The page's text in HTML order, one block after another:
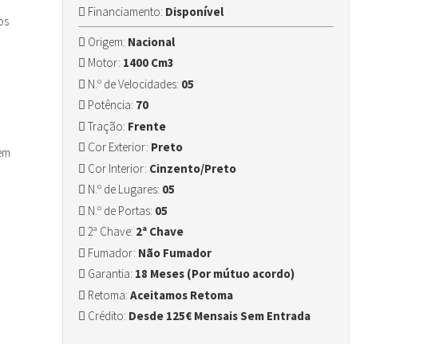
Financiamento: Disponível
Origem: Nacional
Motor: 1400 Cm3
N.º de Velocidades: 05
Potência: 70
Tração: Frente
Cor Exterior: Preto
Cor Interior: Cinzento/Preto
N.º de Lugares: 05
N.º de Portas: 05
2ª Chave: 2ª Chave
Fumador: Não Fumador
Garantia: 18 Meses (Por mútuo acordo)
Retoma: Aceitamos Retoma
Crédito: Desde 125€ Mensais Sem Entrada